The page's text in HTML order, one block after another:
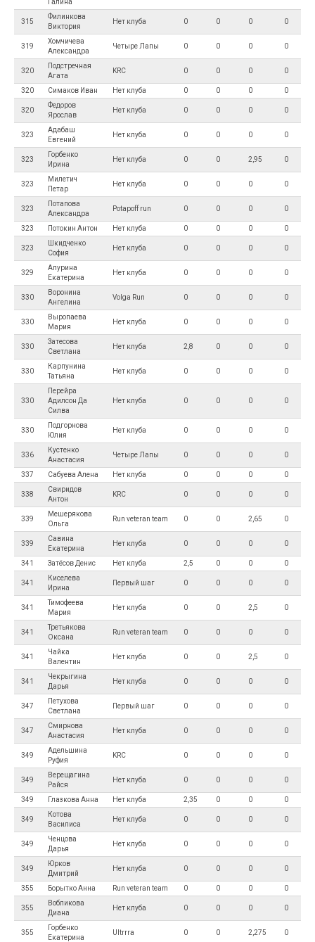
Галина
315
Филинкова
Виктория
Нет клуба 0 0 0 0
319
Хомчичева
Александра
Четыре Лапы 0 0 0 0
320
Подстречная
Агата
KRC 0 0 0 0
320 Симаков Иван Нет клуба 0 0 0 0
320
Федоров
Ярослав
Нет клуба 0 0 0 0
323
Адабаш
Евгений
Нет клуба 0 0 0 0
323
Горбенко
Ирина
Нет клуба 0 0 2,95 0
323
Милетич
Петар
Нет клуба 0 0 0 0
323
Потапова
Александра
Potapoff run 0 0 0 0
323 Потокин Антон Нет клуба 0 0 0 0
323
Шкидченко
София
Нет клуба 0 0 0 0
329
Апурина
Екатерина
Нет клуба 0 0 0 0
330
Воронина
Ангелина
Volga Run 0 0 0 0
330
Выропаева
Мария
Нет клуба 0 0 0 0
330
Затесова
Светлана
Нет клуба 2,8 0 0 0
330
Карпунина
Татьяна
Нет клуба 0 0 0 0
330
Перейра
Адилсон Да
Силва
Нет клуба 0 0 0 0
330
Подгорнова
Юлия
Нет клуба 0 0 0 0
336
Кустенко
Анастасия
Четыре Лапы 0 0 0 0
337 Сабуева Алена Нет клуба 0 0 0 0
338
Свиридов
Антон
KRC 0 0 0 0
339
Мешерякова
Ольга
Run veteran team 0 0 2,65 0
339
Савина
Екатерина
Нет клуба 0 0 0 0
341 Затёсов Денис Нет клуба 2,5 0 0 0
341
Киселева
Ирина
Первый шаг 0 0 0 0
341
Тимофеева
Мария
Нет клуба 0 0 2,5 0
341
Третьякова
Оксана
Run veteran team 0 0 0 0
341
Чайка
Валентин
Нет клуба 0 0 2,5 0
341
Чекрыгина
Дарья
Нет клуба 0 0 0 0
347
Петухова
Светлана
Первый шаг 0 0 0 0
347
Смирнова
Анастасия
Нет клуба 0 0 0 0
349
Адельшина
Руфия
KRC 0 0 0 0
349
Верещагина
Райся
Нет клуба 0 0 0 0
349 Глазкова Анна Нет клуба 2,35 0 0 0
349
Котова
Василиса
Нет клуба 0 0 0 0
349
Ченцова
Дарья
Нет клуба 0 0 0 0
349
Юрков
Дмитрий
Нет клуба 0 0 0 0
355 Борытко Анна Run veteran team 0 0 0 0
355
Вобликова
Диана
Нет клуба 0 0 0 0
355
Горбенко
Екатерина
Ultrrra 0 0 2,275 0